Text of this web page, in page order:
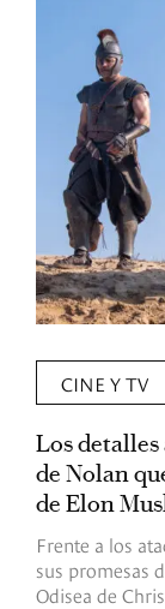
CINE Y TV
Los detalles
de Nolan
de Elon
Frente a los
sus promesas
Odisea de